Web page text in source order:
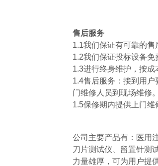
售后服务
1.1我们保证有可靠的售
1.2我们保证投标设备免
1.3进行终身维护，按成
1.4售后服务：接到用
门维修人员到现场维修。
1.5保修期内提供上门维
公司主要产品有：医用
刀片测试仪、留置针测
力量雄厚，可为用户提